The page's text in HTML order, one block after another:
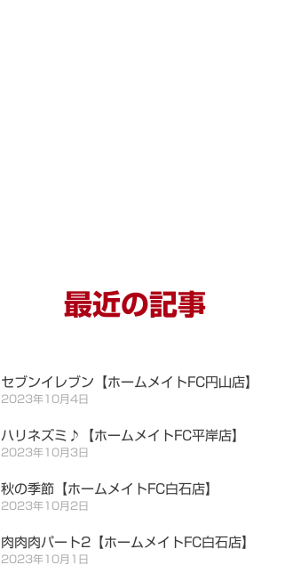
最近の記事
セブンイレブン【ホームメイトFC円山店】
2023年10月4日
ハリネズミ♪【ホームメイトFC平岸店】
2023年10月3日
秋の季節【ホームメイトFC白石店】
2023年10月2日
肉肉肉パート2【ホームメイトFC白石店】
2023年10月1日